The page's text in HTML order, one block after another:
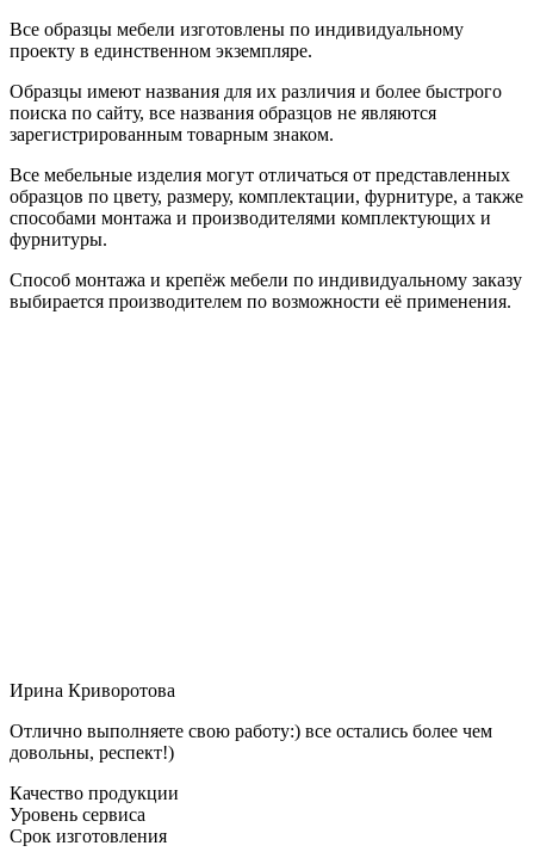
Все образцы мебели изготовлены по индивидуальному
проекту в единственном экземпляре.
Образцы имеют названия для их различия и более быстрого
поиска по сайту, все названия образцов не являются
зарегистрированным товарным знаком.
Все мебельные изделия могут отличаться от представленных
образцов по цвету, размеру, комплектации, фурнитуре, а также
способами монтажа и производителями комплектующих и
фурнитуры.
Способ монтажа и крепёж мебели по индивидуальному заказу
выбирается производителем по возможности её применения.
Ирина Криворотова
Отлично выполняете свою работу:) все остались более чем
довольны, респект!)
Качество продукции
Уровень сервиса
Срок изготовления